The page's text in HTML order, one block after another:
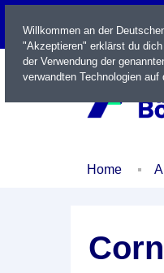
Home
Willkommen an der
"Akzeptieren" erklärst du
der Verwendung der
verwandten Technologien